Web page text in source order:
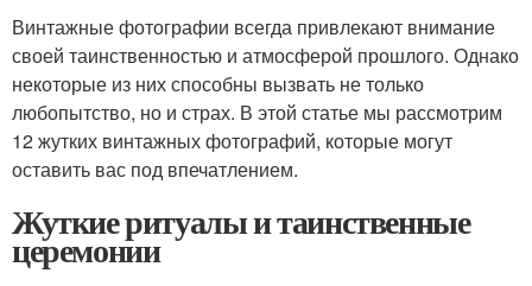
Винтажные фотографии всегда привлекают внимание
своей таинственностью и атмосферой прошлого. Однако
некоторые из них способны вызвать не только
любопытство, но и страх. В этой статье мы рассмотрим
12 жутких винтажных фотографий, которые могут
оставить вас под впечатлением.
Жуткие ритуалы и таинственные
церемонии